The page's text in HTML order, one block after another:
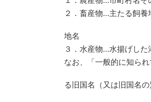
２．畜産物…主たる飼
地名
３．水産物…水揚げし
なお、「一般的に知ら
る旧国名（又は旧国名